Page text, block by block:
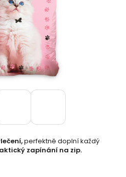
perfektně doplní každý
zapínání na zip.